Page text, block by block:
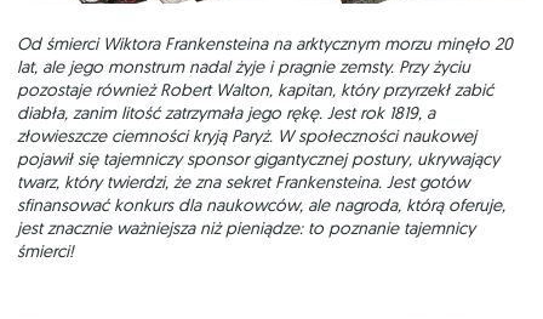
Od śmierci Wiktora Frankensteina na arktycznym morzu minęło 20
lat, ale jego monstrum nadal żyje i pragnie zemsty. Przy życiu
pozostaje również Robert Walton, kapitan, który przyrzekł zabić
diabła, zanim litość zatrzymała jego rękę. Jest rok 1819, a
złowieszcze ciemności kryją Paryż. W społeczności naukowej
pojawił się tajemniczy sponsor gigantycznej postury, ukrywający
twarz, który twierdzi, że zna sekret Frankensteina. Jest gotów
sfinansować konkurs dla naukowców, ale nagroda, którą oferuje,
jest znacznie ważniejsza niż pieniądze: to poznanie tajemnicy
śmierci!